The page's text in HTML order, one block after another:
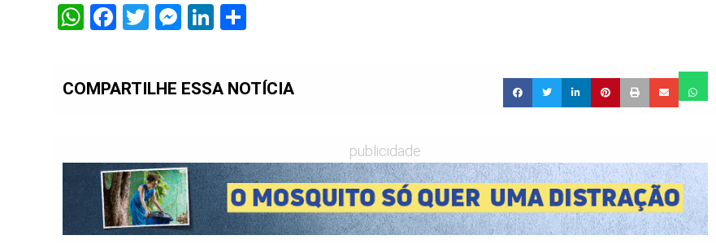
WhatsApp
Facebook
Twitter
Messenger
LinkedIn
COMPARTILHE ESSA NOTÍCIA
publicidade